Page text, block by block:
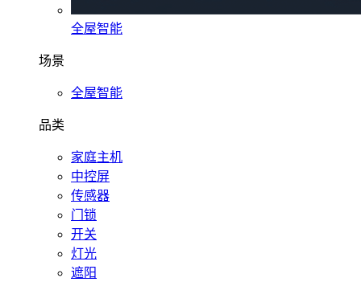
全屋智能
场景
全屋智能
品类
家庭主机
中控屏
传感器
门锁
开关
灯光
遮阳